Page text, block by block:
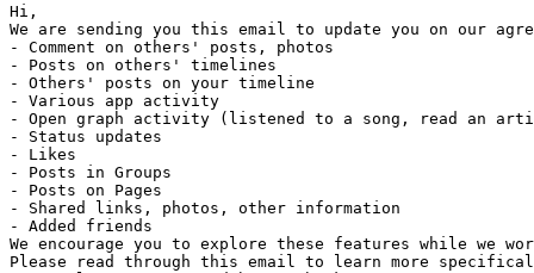
Hi,
We are sending you this email to update you on our
- Comment on others' posts, photos
- Posts on others' timelines
- Others' posts on your timeline
- Various app activity
- Open graph activity (listened to a song, read an
- Status updates
- Likes
- Posts in Groups
- Posts on Pages
- Shared links, photos, other information
- Added friends
We encourage you to explore these features while we
Please read through this email to learn more